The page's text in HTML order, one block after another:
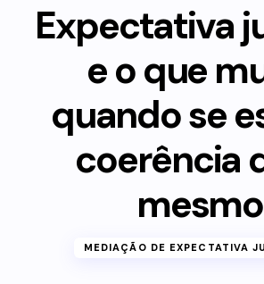
Expectativa
e o que
quando se
coerência
mesmo
MEDIAÇÃO DE EXPECTATIVA